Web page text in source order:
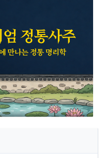
Kunneman, 75만 달러 상당 주
44분 전
연구에 대한 행정명령 고려 중
48분 전
가, 오늘 왜 급락했나?